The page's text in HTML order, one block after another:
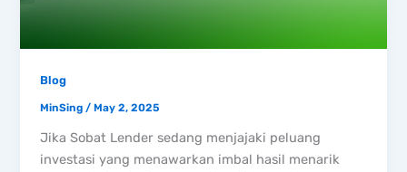
Blog
MinSing/May 2, 2025
Jika Sobat Lender sedang menjajaki peluang
investasi yang menawarkan imbal hasil menarik